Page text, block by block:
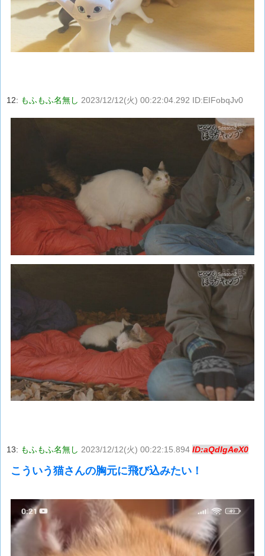
12: もふもふ名無し 2023/12/12(火) 00:22:04.292 ID:EIFobqJv0
13: もふもふ名無し 2023/12/12(火) 00:22:15.894 ID:aQdIgAeX0
こういう猫さんの胸元に飛び込みたい！